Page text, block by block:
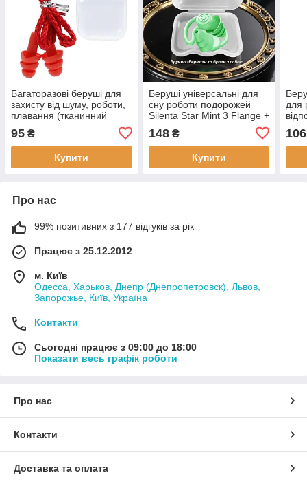
Багаторазові беруші для
захисту від шуму, роботи,
плавання (тканинний
95 ₴
Купити
Беруші універсальні для
сну роботи подорожей
Silenta Star Mint 3 Flange +
148₴
Купити
для
106
Про нас
99% позитивних з 177 відгуків за рік
Працює з 25.12.2012
м. Київ
Одесса, Харьков, Днепр (Днепропетровск), Львов,
Запорожье, Київ, Україна
Контакти
Сьогодні працює з 09:00 до 18:00
Показати весь графік роботи
Про нас
Контакти
Доставка та оплата